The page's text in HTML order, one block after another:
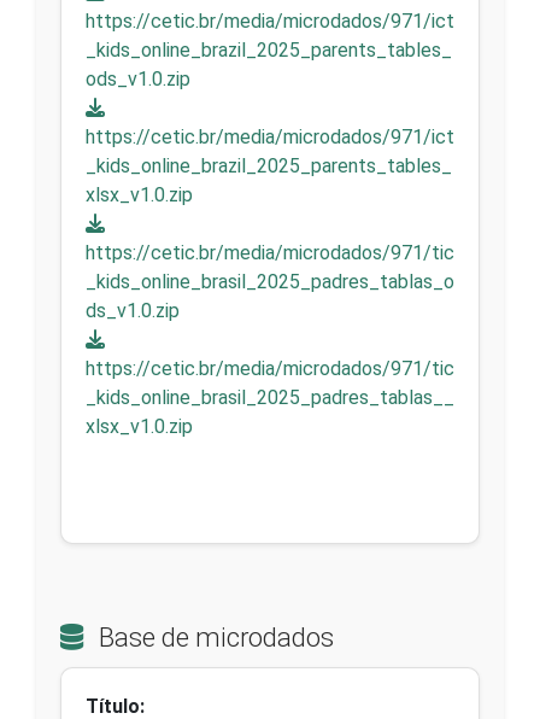
https://cetic.br/media/microdados/971/ict
_kids_online_brazil_2025_parents_tables_
ods_v1.0.zip
https://cetic.br/media/microdados/971/ict
_kids_online_brazil_2025_parents_tables_
xlsx_v1.0.zip
https://cetic.br/media/microdados/971/tic
_kids_online_brasil_2025_padres_tablas_o
ds_v1.0.zip
https://cetic.br/media/microdados/971/tic
_kids_online_brasil_2025_padres_tablas__
xlsx_v1.0.zip
Base de microdados
Título: